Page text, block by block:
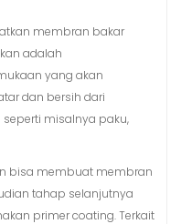
membran bakar
adalah
yang akan
dan bersih dari
misalnya paku,
bisa membuat membran
tahap selanjutnya
primer coating. Terkait